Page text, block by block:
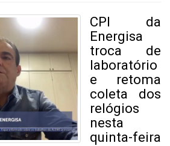
CPI da
Energisa
troca de
laboratório
e retoma
coleta dos
relógios
nesta
quinta-feira